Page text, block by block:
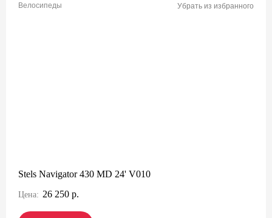
Велосипеды Убрать из избранного
Stels Navigator 430 MD 24' V010
Цена: 26 250 р.